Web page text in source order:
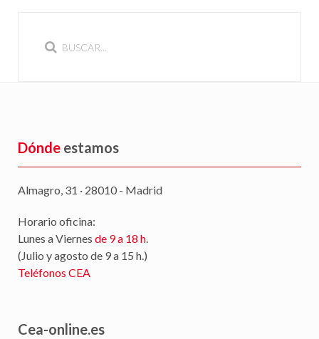
Dónde estamos
Almagro, 31 · 28010 - Madrid
Horario oficina:
Lunes a Viernes de 9 a 18 h.
(Julio y agosto de 9 a 15 h.)
Teléfonos CEA
Cea-online.es